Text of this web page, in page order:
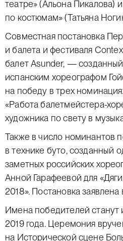
театре» (Альона Пикалова)
по костюмам» (Татьяна
Совместная постановка
и балета и фестиваля
балет Asunder, —
испанским хореографом
на победу в трех
«Работа балетмейстера-
художника по свету в
Также в число номинантов
в технике буто, созданный
заметных российских
Анной Гарафеевой для
2018». Постановка
Имена победителей станут
2019 года. Церемония
на Исторической сцене